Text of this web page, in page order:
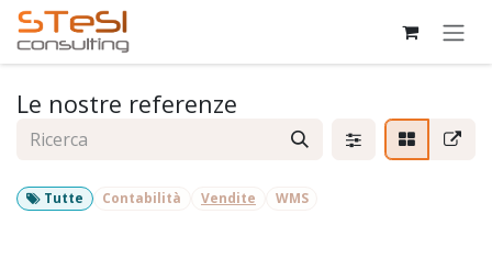
Passa al contenuto
Le nostre referenze
Tutte Contabilità Vendite WMS